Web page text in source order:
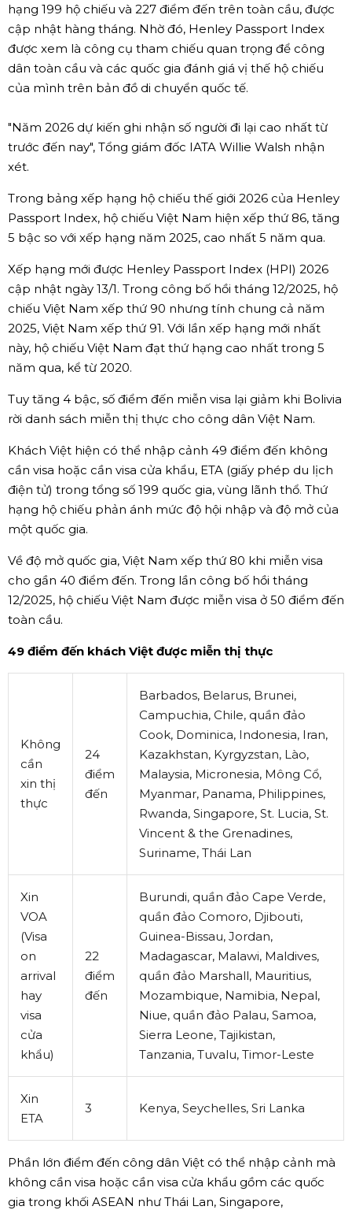
hạng 199 hộ chiếu và 227 điểm đến trên toàn cầu, được
cập nhật hàng tháng. Nhờ đó, Henley Passport Index
được xem là công cụ tham chiếu quan trọng để công
dân toàn cầu và các quốc gia đánh giá vị thế hộ chiếu
của mình trên bản đồ di chuyển quốc tế.
"Năm 2026 dự kiến ghi nhận số người đi lại cao nhất từ
trước đến nay", Tổng giám đốc IATA Willie Walsh nhận
xét.
Trong bảng xếp hạng hộ chiếu thế giới 2026 của Henley
Passport Index, hộ chiếu Việt Nam hiện xếp thứ 86, tăng
5 bậc so với xếp hạng năm 2025, cao nhất 5 năm qua.
Xếp hạng mới được Henley Passport Index (HPI) 2026
cập nhật ngày 13/1. Trong công bố hồi tháng 12/2025, hộ
chiếu Việt Nam xếp thứ 90 nhưng tính chung cả năm
2025, Việt Nam xếp thứ 91. Với lần xếp hạng mới nhất
này, hộ chiếu Việt Nam đạt thứ hạng cao nhất trong 5
năm qua, kể từ 2020.
Tuy tăng 4 bậc, số điểm đến miễn visa lại giảm khi Bolivia
rời danh sách miễn thị thực cho công dân Việt Nam.
Khách Việt hiện có thể nhập cảnh 49 điểm đến không
cần visa hoặc cần visa cửa khẩu, ETA (giấy phép du lịch
điện tử) trong tổng số 199 quốc gia, vùng lãnh thổ. Thứ
hạng hộ chiếu phản ánh mức độ hội nhập và độ mở của
một quốc gia.
Về độ mở quốc gia, Việt Nam xếp thứ 80 khi miễn visa
cho gần 40 điểm đến. Trong lần công bố hồi tháng
12/2025, hộ chiếu Việt Nam được miễn visa ở 50 điểm đến
toàn cầu.
49 điểm đến khách Việt được miễn thị thực
Không
cần
xin thị
thực
24
điểm
đến
Barbados, Belarus, Brunei,
Campuchia, Chile, quần đảo
Cook, Dominica, Indonesia, Iran,
Kazakhstan, Kyrgyzstan, Lào,
Malaysia, Micronesia, Mông Cổ,
Myanmar, Panama, Philippines,
Rwanda, Singapore, St. Lucia, St.
Vincent & the Grenadines,
Suriname, Thái Lan
Xin
VOA
(Visa
on
arrival
hay
visa
cửa
khẩu)
22
điểm
đến
Burundi, quần đảo Cape Verde,
quần đảo Comoro, Djibouti,
Guinea-Bissau, Jordan,
Madagascar, Malawi, Maldives,
quần đảo Marshall, Mauritius,
Mozambique, Namibia, Nepal,
Niue, quần đảo Palau, Samoa,
Sierra Leone, Tajikistan,
Tanzania, Tuvalu, Timor-Leste
Xin
ETA
3 Kenya, Seychelles, Sri Lanka
Phần lớn điểm đến công dân Việt có thể nhập cảnh mà
không cần visa hoặc cần visa cửa khẩu gồm các quốc
gia trong khối ASEAN như Thái Lan, Singapore,